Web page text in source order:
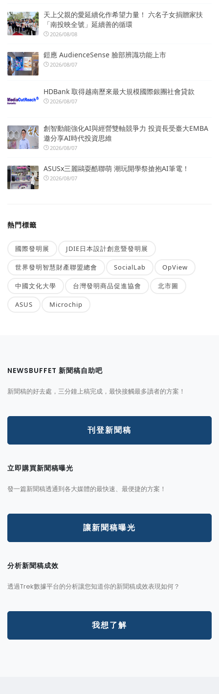
天上父親的愛延續化作希望力量！ 六名子女捐贈家扶
「南投映全號」延續善的循環
2026/08/08
鎧應 AudienceSense 臉部辨識功能上市
2026/08/07
HDBank 取得越南歷來最大規模國際銀團社會貸款
2026/08/07
創智動能強化AI與經營雙軸競爭力 投資長受臺大EMBA
邀分享AI時代投資思維
2026/08/07
ASUSx三麗鷗耍酷聯萌 潮玩開學祭搶抱AI筆電！
2026/08/07
熱門標籤
國際發明展 JDIE日本設計創意暨發明展
世界發明智慧財產聯盟總會 SocialLab OpView
中國文化大學 台灣發明商品促進協會 北市圖
ASUS Microchip
NEWSBUFFET 新聞稿自助吧
新聞稿的好去處，三分鐘上稿完成，最快接觸最多讀者的方案！
刊登新聞稿
立即購買新聞稿曝光
發一篇新聞稿透通到各大媒體的最快速、最便捷的方案！
讓新聞稿曝光
分析新聞稿成效
透過Trek數據平台的分析讓您知道你的新聞稿成效表現如何？
我想了解